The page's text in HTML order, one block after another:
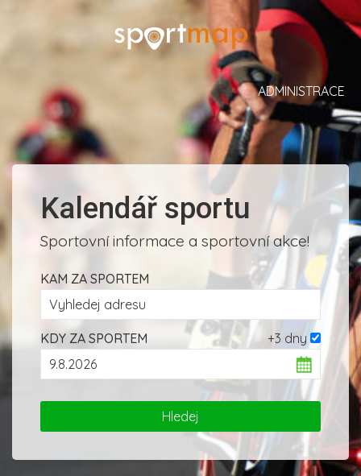
ADMINISTRACE
Kalendář sportu
Sportovní informace a sportovní akce!
KAM ZA SPORTEM
+3 dny
KDY ZA SPORTEM